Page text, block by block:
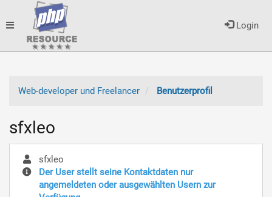
Login
Toggle
Web-developer und Freelancer
Benutzerprofil
sfxleo
sfxleo
Der User stellt seine Kontaktdaten nur
angemeldeten oder ausgewählten Usern zur